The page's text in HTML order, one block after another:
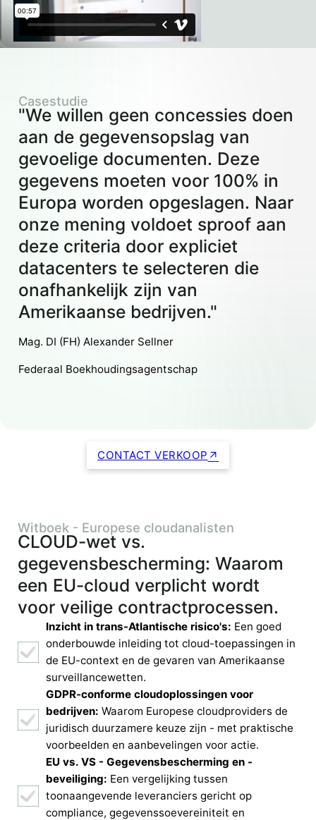
"We willen geen concessies doen
aan de gegevensopslag van
gevoelige documenten. Deze
gegevens moeten voor 100% in
Europa worden opgeslagen. Naar
onze mening voldoet sproof aan
deze criteria door expliciet
datacenters te selecteren die
onafhankelijk zijn van
Amerikaanse bedrijven."
Casestudie
Mag. DI (FH) Alexander Sellner
Federaal Boekhoudingsagentschap
CONTACT VERKOOP
CLOUD-wet vs.
gegevensbescherming: Waarom
een EU-cloud verplicht wordt
voor veilige contractprocessen.
Witboek - Europese cloudanalisten
Inzicht in trans-Atlantische risico's: Een goed
onderbouwde inleiding tot cloud-toepassingen in
de EU-context en de gevaren van Amerikaanse
surveillancewetten.
GDPR-conforme cloudoplossingen voor
bedrijven: Waarom Europese cloudproviders de
juridisch duurzamere keuze zijn - met praktische
voorbeelden en aanbevelingen voor actie.
EU vs. VS - Gegevensbescherming en -
beveiliging: Een vergelijking tussen
toonaangevende leveranciers gericht op
compliance, gegevenssoevereiniteit en